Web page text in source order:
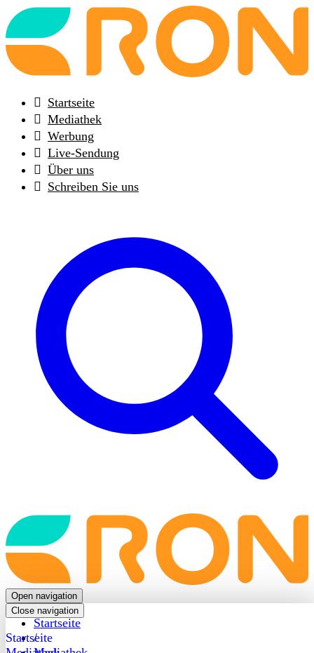
Back
to
frontpage
Startseite
Mediathek
Werbung
Live-Sendung
Über uns
Schreiben Sie uns
Back
to
frontpage
Open navigation
Close navigation
Startseite
Startseite
/